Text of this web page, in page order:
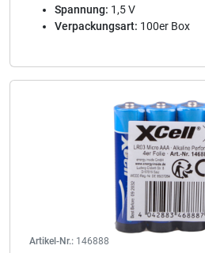
Spannung: 1,5 V
Verpackungsart: 100er Box
Artikel-Nr.: 146888